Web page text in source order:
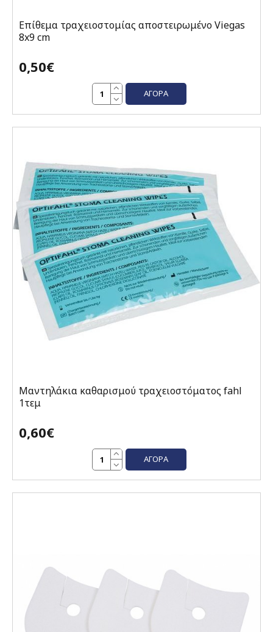
Επίθεμα τραχειοστομίας αποστειρωμένο Viegas
8x9 cm
0,50€
ΑΓΟΡΆ
Μαντηλάκια καθαρισμού τραχειοστόματος fahl
1τεμ
0,60€
ΑΓΟΡΆ